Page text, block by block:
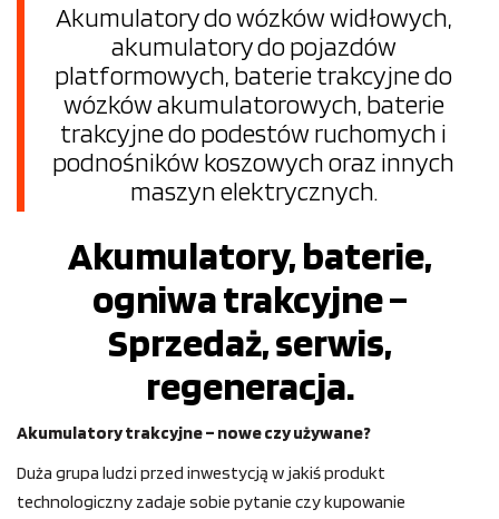
Akumulatory do wózków widłowych,
akumulatory do pojazdów
platformowych, baterie trakcyjne do
wózków akumulatorowych, baterie
trakcyjne do podestów ruchomych i
podnośników koszowych oraz innych
maszyn elektrycznych.
Akumulatory, baterie,
ogniwa trakcyjne –
Sprzedaż, serwis,
regeneracja.
Akumulatory trakcyjne – nowe czy używane?
Duża grupa ludzi przed inwestycją w jakiś produkt
technologiczny zadaje sobie pytanie czy kupowanie